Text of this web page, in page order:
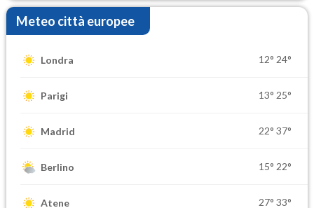
Meteo città europee
Londra 12° 24°
Parigi 13° 25°
Madrid 22° 37°
Berlino 15° 22°
Atene 27° 33°